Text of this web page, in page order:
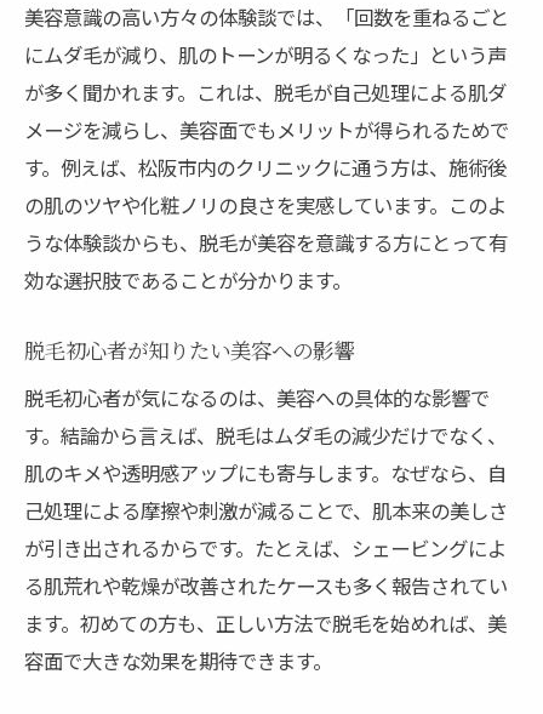
松阪市で脱毛を選ぶ際の重要な比較ポイン
ト
脱毛で後悔しないための美容チェックポイ
ント
脱毛サロンとクリニックの賢い選び方
医療脱毛と美容脱毛の選択基準の違い
脱毛体験者の声から学ぶ失敗しない方法
気になる脱毛費用相場と賢い選択法
脱毛の平均費用と賢い美容投資の考え方
医療脱毛と美容脱毛の費用相場を比較
松阪市で脱毛費用を抑えるポイント解説
脱毛費用の違いとコスパ重視の選び方
美容脱毛と医療脱毛の料金の特徴を解説
脱毛費用を抑えつつ理想の肌を目指す方法
松阪市で注目の脱毛最新トレンド紹介
美容意識の高い方々の体験談では、「回数を重ねるごと
にムダ毛が減り、肌のトーンが明るくなった」という声
が多く聞かれます。これは、脱毛が自己処理による肌ダ
メージを減らし、美容面でもメリットが得られるためで
す。例えば、松阪市内のクリニックに通う方は、施術後
の肌のツヤや化粧ノリの良さを実感しています。このよ
うな体験談からも、脱毛が美容を意識する方にとって有
効な選択肢であることが分かります。
脱毛初心者が知りたい美容への影響
脱毛初心者が気になるのは、美容への具体的な影響で
す。結論から言えば、脱毛はムダ毛の減少だけでなく、
肌のキメや透明感アップにも寄与します。なぜなら、自
己処理による摩擦や刺激が減ることで、肌本来の美しさ
が引き出されるからです。たとえば、シェービングによ
る肌荒れや乾燥が改善されたケースも多く報告されてい
ます。初めての方も、正しい方法で脱毛を始めれば、美
容面で大きな効果を期待できます。